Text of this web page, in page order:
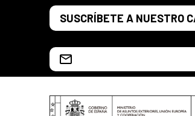
Saltar al contenido principal
SUSCRÍBETE A NUESTRO